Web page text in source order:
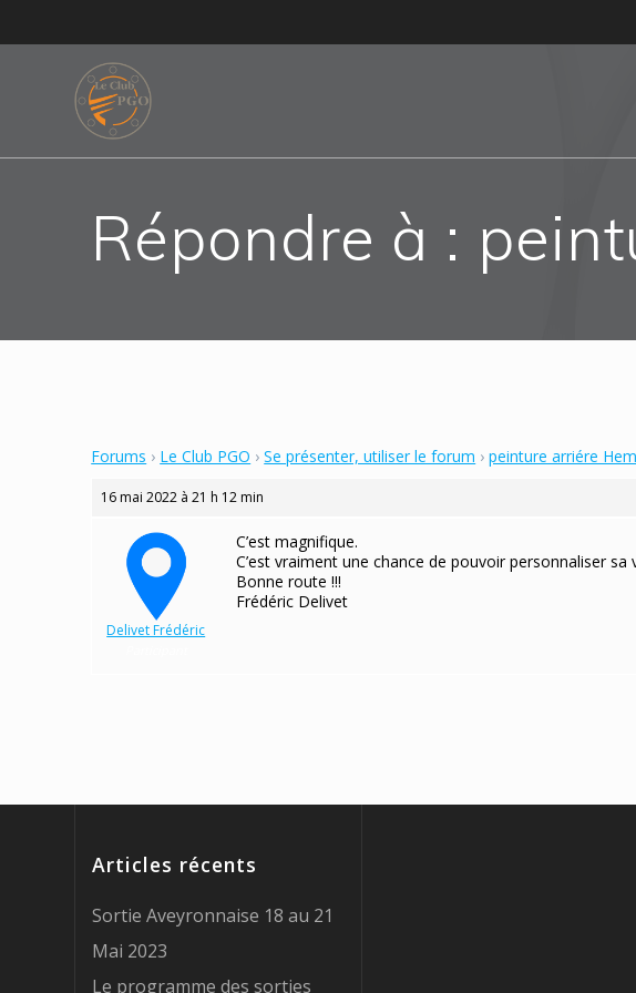
to
Répondre à :
Forums › Le Club PGO › Se présenter, utiliser le forum › peinture arriére
16 mai 2022 à 21 h 12 min
Delivet Frédéric
C’est magnifique.
C’est vraiment une chance de pouvoir personnaliser sa
Bonne route !!!
Frédéric Delivet
Articles récents
Sortie Aveyronnaise 18 au 21
Mai 2023
Le programme des sorties